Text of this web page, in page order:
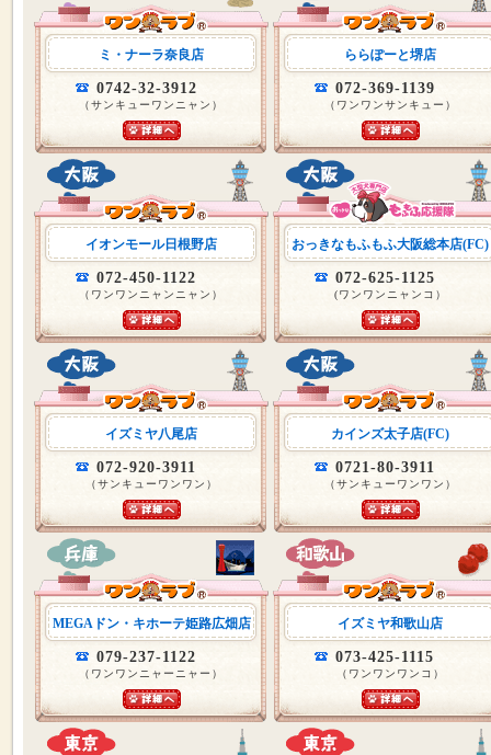
ミ・ナーラ奈良店
0742-32-3912
（サンキューワンニャン）
ららぽーと堺店
072-369-1139
（ワンワンサンキュー）
イオンモール日根野店
072-450-1122
（ワンワンニャンニャン）
おっきなもふもふ大阪総本店(FC)
072-625-1125
(ワンワンニャンコ）
イズミヤ八尾店
072-920-3911
（サンキューワンワン）
カインズ太子店(FC)
0721-80-3911
（サンキューワンワン）
MEGAドン・キホーテ姫路広畑店
079-237-1122
（ワンワンニャーニャー）
イズミヤ和歌山店
073-425-1115
（ワンワンワンコ）